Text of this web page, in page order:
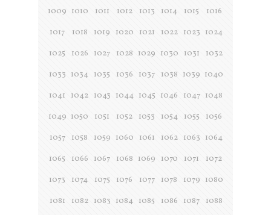
1009 1010 1011 1012 1013 1014 1015
1016
1017
1018 1019 1020 1021 1022 1023 1024
1025
1026 1027 1028 1029 1030 1031
1032
1033 1034 1035 1036 1037 1038 1039 1040
1041
1042 1043 1044 1045 1046 1047 1048
1049 1050 1051 1052 1053 1054 1055
1056
1057
1058 1059 1060 1061 1062 1063 1064
1065
1066 1067 1068 1069 1070 1071
1072
1073
1074 1075 1076 1077 1078 1079 1080
1081
1082 1083 1084 1085 1086 1087
1088